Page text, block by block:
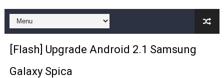
[Flash] Upgrade Android 2.1 Samsung
Galaxy Spica